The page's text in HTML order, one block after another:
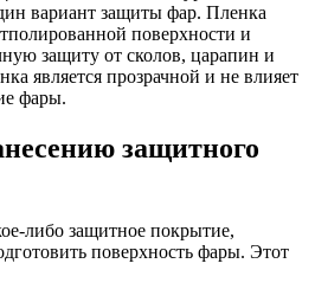
вариант защиты фар. Пленка
поверхности и
защиту от сколов, царапин и
является прозрачной и не влияет
фары.
защитного
либо защитное покрытие,
поверхность фары. Этот